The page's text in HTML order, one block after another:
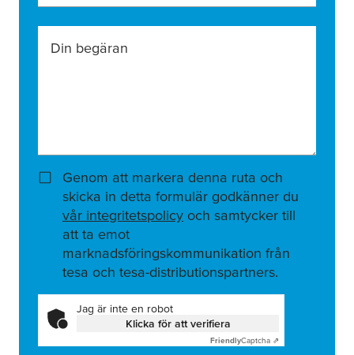
Din begäran
Genom att markera denna ruta och
skicka in detta formulär godkänner du
vår integritetspolicy och samtycker till
att ta emot
marknadsföringskommunikation från
tesa och tesa-distributionspartners.
Jag är inte en robot
Klicka för att verifiera
FriendlyCaptcha ⇗